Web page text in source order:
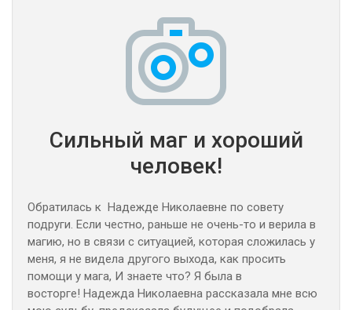
Сильный маг и хороший
человек!
Обратилась к Надежде Николаевне по совету
подруги. Если честно, раньше не очень-то и верила в
магию, но в связи с ситуацией, которая сложилась у
меня, я не видела другого выхода, как просить
помощи у мага, И знаете что? Я была в
восторге! Надежда Николаевна рассказала мне всю